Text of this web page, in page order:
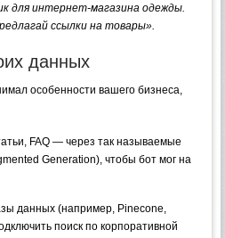
для интернет-магазина одежды.
ссылки на товары».
данных
особенности вашего бизнеса,
FAQ — через так называемые
Generation), чтобы бот мог на
данных (например, Pinecone,
поиск по корпоративной